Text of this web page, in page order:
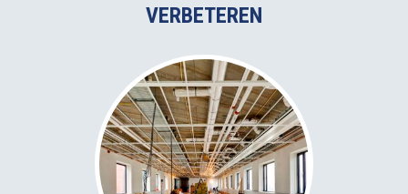
VERBETEREN